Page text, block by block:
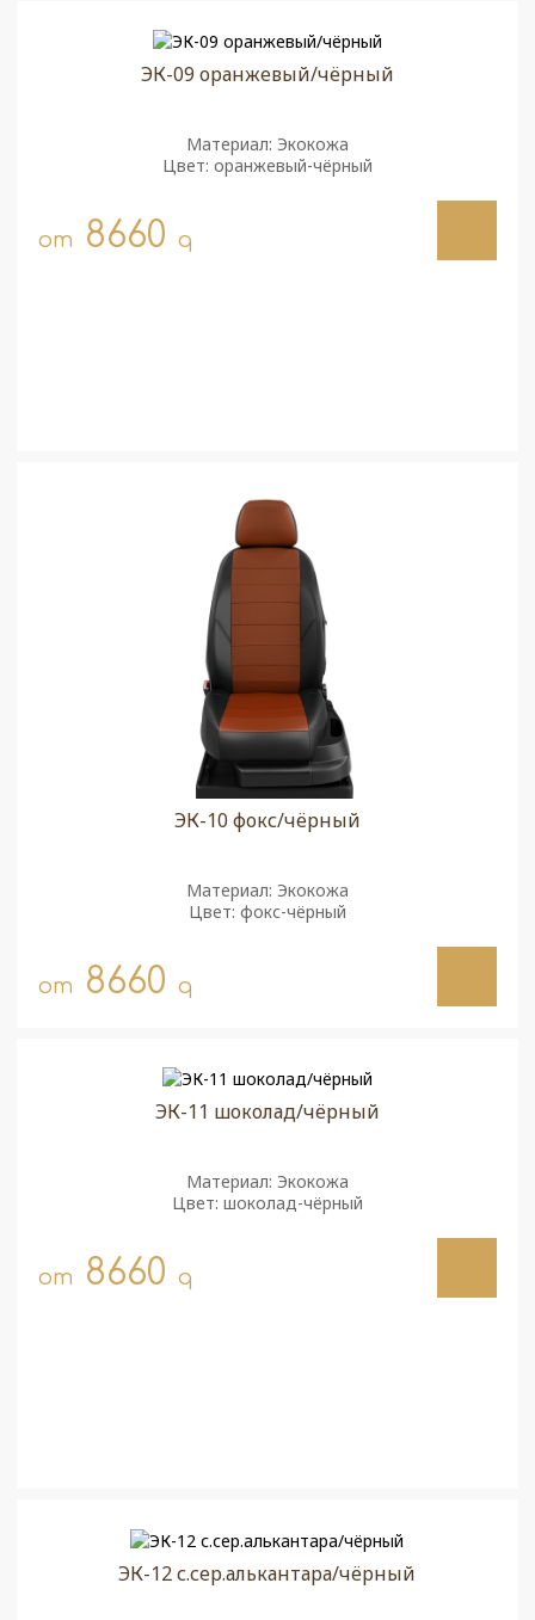
ЭК-09 оранжевый/чёрный
Материал: Экокожа
Цвет: оранжевый-чёрный
от 8660 q
ЭК-10 фокс/чёрный
Материал: Экокожа
Цвет: фокс-чёрный
от 8660 q
ЭК-11 шоколад/чёрный
Материал: Экокожа
Цвет: шоколад-чёрный
от 8660 q
ЭК-12 с.сер.алькантара/чёрный